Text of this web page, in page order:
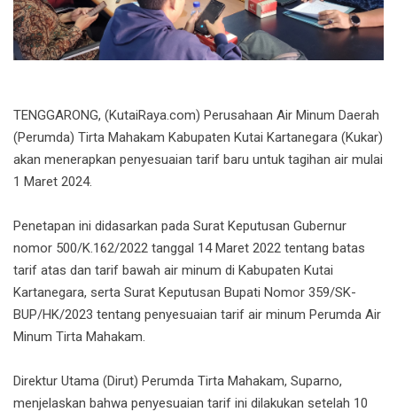
TENGGARONG, (KutaiRaya.com) Perusahaan Air Minum Daerah
(Perumda) Tirta Mahakam Kabupaten Kutai Kartanegara (Kukar)
akan menerapkan penyesuaian tarif baru untuk tagihan air mulai
1 Maret 2024.
Penetapan ini didasarkan pada Surat Keputusan Gubernur
nomor 500/K.162/2022 tanggal 14 Maret 2022 tentang batas
tarif atas dan tarif bawah air minum di Kabupaten Kutai
Kartanegara, serta Surat Keputusan Bupati Nomor 359/SK-
BUP/HK/2023 tentang penyesuaian tarif air minum Perumda Air
Minum Tirta Mahakam.
Direktur Utama (Dirut) Perumda Tirta Mahakam, Suparno,
menjelaskan bahwa penyesuaian tarif ini dilakukan setelah 10